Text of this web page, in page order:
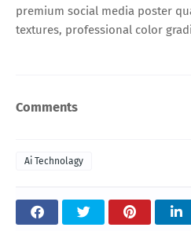
premium social media poster
textures, professional color
Comments
Ai Technolagy